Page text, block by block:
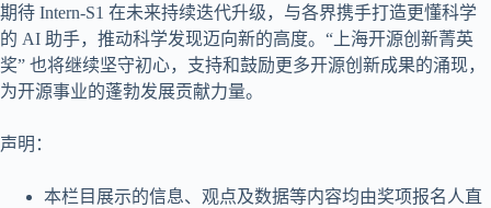
期待 Intern-S1 在未来持续迭代升级，与各界携手打造更懂科学
的 AI 助手，推动科学发现迈向新的高度。“上海开源创新菁英
奖” 也将继续坚守初心，支持和鼓励更多开源创新成果的涌现，
为开源事业的蓬勃发展贡献力量。
声明：
本栏目展示的信息、观点及数据等内容均由奖项报名人直